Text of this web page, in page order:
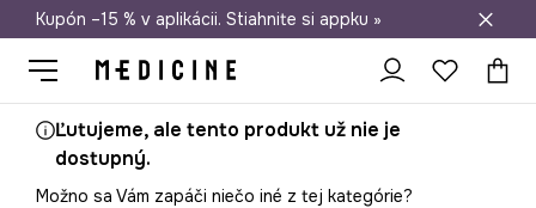
Doprava zadarmo od 50 €
Kupón –15 % v aplikácii. Stiahnite si appku »
Ľutujeme, ale tento produkt už nie je
dostupný.
Možno sa Vám zapáči niečo iné z tej kategórie?